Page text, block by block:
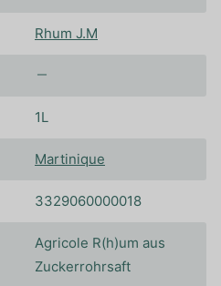
Rhum J.M
1L
Martinique
3329060000018
Agricole R(h)um aus
Zuckerrohrsaft